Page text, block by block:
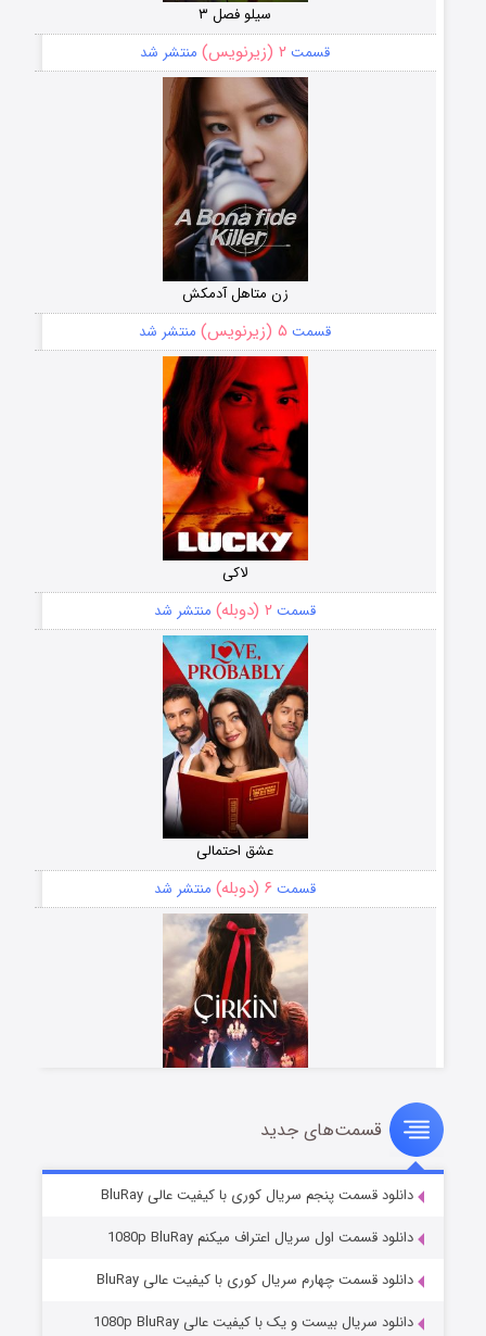
سیلو فصل ۳
قسمت ۲ (زیرنویس) منتشر شد
زن متاهل آدمکش
قسمت ۵ (زیرنویس) منتشر شد
لاکی
قسمت ۲ (دوبله) منتشر شد
عشق احتمالی
قسمت ۶ (دوبله) منتشر شد
سریال زشت
قسمت۵ (زیرنویس) منتشر شد
قسمت‌های جدید
دانلود قسمت پنجم سریال کوری با کیفیت عالی BluRay
دانلود قسمت اول سریال اعتراف میکنم 1080p BluRay
دانلود قسمت چهارم سریال کوری با کیفیت عالی BluRay
دانلود سریال بیست و یک با کیفیت عالی 1080p BluRay